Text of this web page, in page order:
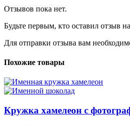
Отзывов пока нет.
Будьте первым, кто оставил отзыв
Для отправки отзыва вам
Похожие товары
Кружка хамелеон с